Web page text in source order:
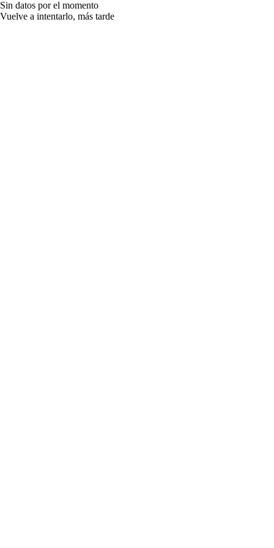
Sin datos por el momento
Vuelve a intentarlo, más tarde